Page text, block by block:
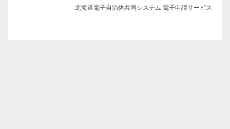
北海道電子自治体共同システム 電子申請サービス